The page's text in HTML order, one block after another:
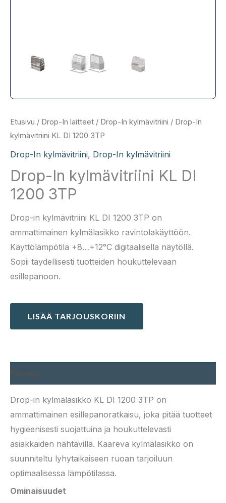
Etusivu / Drop-In laitteet / Drop-In kylmävitriini / Drop-In
kylmävitriini KL DI 1200 3TP
Drop-In kylmävitriini, Drop-In kylmävitriini
Drop-In kylmävitriini KL DI
1200 3TP
Drop-in kylmävitriini KL DI 1200 3TP on
ammattimainen kylmälasikko ravintolakäyttöön.
Käyttölämpötila +8…+12°C digitaalisella näytöllä.
Sopii täydellisesti tuotteiden houkuttelevaan
esillepanoon.
LISÄÄ TARJOUSKORIIN
Drop-in kylmälasikko KL DI 1200 3TP on
ammattimainen esillepanoratkaisu, joka pitää tuotteet
hygieenisesti suojattuina ja houkuttelevasti
asiakkaiden nähtävillä. Kaareva kylmälasikko on
suunniteltu lyhytaikaiseen ruoan tarjoiluun
optimaalisessa lämpötilassa.
Ominaisuudet